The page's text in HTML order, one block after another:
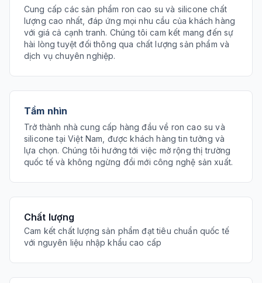
Cung cấp các sản phẩm ron cao su và silicone chất
lượng cao nhất, đáp ứng mọi nhu cầu của khách hàng
với giá cả cạnh tranh. Chúng tôi cam kết mang đến sự
hài lòng tuyệt đối thông qua chất lượng sản phẩm và
dịch vụ chuyên nghiệp.
Tầm nhìn
Trở thành nhà cung cấp hàng đầu về ron cao su và
silicone tại Việt Nam, được khách hàng tin tưởng và
lựa chọn. Chúng tôi hướng tới việc mở rộng thị trường
quốc tế và không ngừng đổi mới công nghệ sản xuất.
Chất lượng
Cam kết chất lượng sản phẩm đạt tiêu chuẩn quốc tế
với nguyên liệu nhập khẩu cao cấp